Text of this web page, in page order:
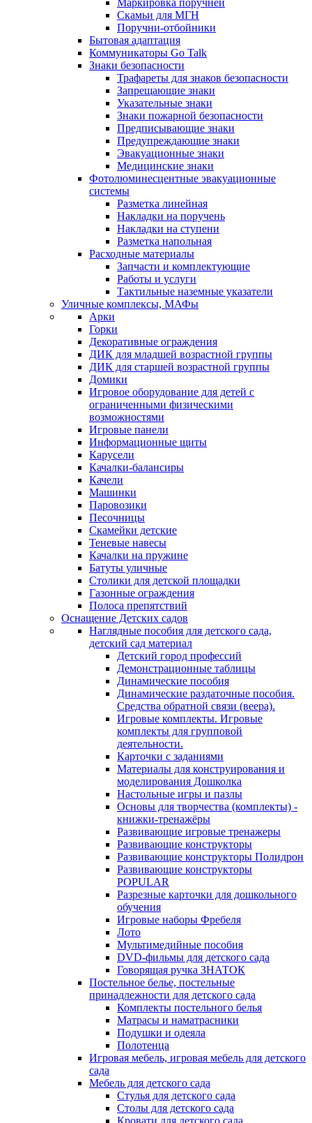
Маркировка поручней
Скамьи для МГН
Поручни-отбойники
Бытовая адаптация
Коммуникаторы Go Talk
Знаки безопасности
Трафареты для знаков безопасности
Запрещающие знаки
Указательные знаки
Знаки пожарной безопасности
Предписывающие знаки
Предупреждающие знаки
Эвакуационные знаки
Медицинские знаки
Фотолюминесцентные эвакуационные
системы
Разметка линейная
Накладки на поручень
Накладки на ступени
Разметка напольная
Расходные материалы
Запчасти и комплектующие
Работы и услуги
Тактильные наземные указатели
Уличные комплексы, МАФы
Арки
Горки
Декоративные ограждения
ДИК для младшей возрастной группы
ДИК для старшей возрастной группы
Домики
Игровое оборудование для детей с
ограниченными физическими
возможностями
Игровые панели
Информационные щиты
Карусели
Качалки-балансиры
Качели
Машинки
Паровозики
Песочницы
Скамейки детские
Теневые навесы
Качалки на пружине
Батуты уличные
Столики для детской площадки
Газонные ограждения
Полоса препятствий
Оснащение Детских садов
Наглядные пособия для детского сада,
детский сад материал
Детский город профессий
Демонстрационные таблицы
Динамические пособия
Динамические раздаточные пособия.
Средства обратной связи (веера).
Игровые комплекты. Игровые
комплекты для групповой
деятельности.
Карточки с заданиями
Материалы для конструирования и
моделирования Дошколка
Настольные игры и пазлы
Основы для творчества (комплекты) -
книжки-тренажёры
Развивающие игровые тренажеры
Развивающие конструкторы
Развивающие конструкторы Полидрон
Развивающие конструкторы
POPULAR
Разрезные карточки для дошкольного
обучения
Игровые наборы Фребеля
Лото
Мультимедийные пособия
DVD-фильмы для детского сада
Говорящая ручка ЗНАТОК
Постельное белье, постельные
принадлежности для детского сада
Комплекты постельного белья
Матрасы и наматрасники
Подушки и одеяла
Полотенца
Игровая мебель, игровая мебель для детского
сада
Мебель для детского сада
Стулья для детского сада
Столы для детского сада